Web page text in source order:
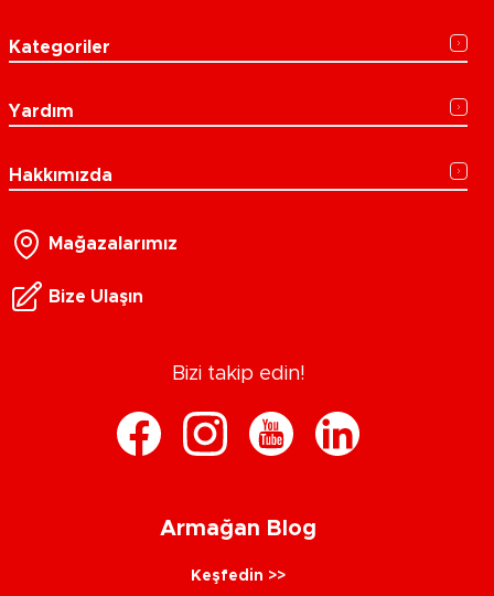
Kategoriler
Yardım
Hakkımızda
Mağazalarımız
Bize Ulaşın
Bizi takip edin!
Armağan Blog
Keşfedin >>